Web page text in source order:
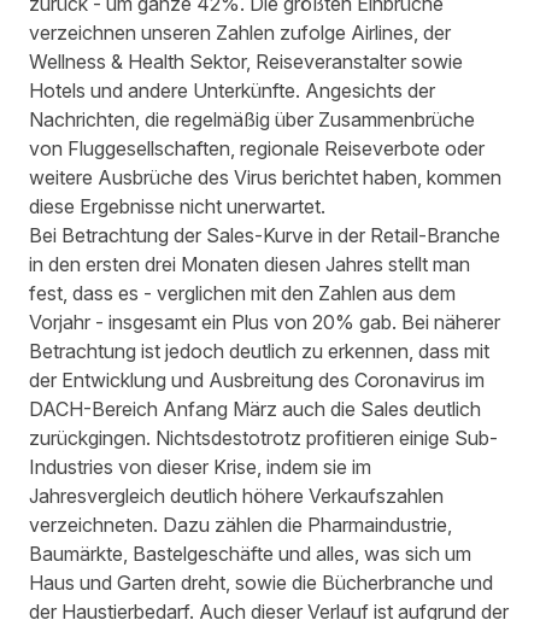
verzeichnen unseren Zahlen zufolge Airlines, der
Wellness & Health Sektor, Reiseveranstalter sowie
Hotels und andere Unterkünfte. Angesichts der
Nachrichten, die regelmäßig über Zusammenbrüche
von Fluggesellschaften, regionale Reiseverbote oder
weitere Ausbrüche des Virus berichtet haben, kommen
diese Ergebnisse nicht unerwartet.
Bei Betrachtung der Sales-Kurve in der Retail-Branche
in den ersten drei Monaten diesen Jahres stellt man
fest, dass es - verglichen mit den Zahlen aus dem
Vorjahr - insgesamt ein Plus von 20% gab. Bei näherer
Betrachtung ist jedoch deutlich zu erkennen, dass mit
der Entwicklung und Ausbreitung des Coronavirus im
DACH-Bereich Anfang März auch die Sales deutlich
zurückgingen. Nichtsdestotrotz profitieren einige Sub-
Industries von dieser Krise, indem sie im
Jahresvergleich deutlich höhere Verkaufszahlen
verzeichneten. Dazu zählen die Pharmaindustrie,
Baumärkte, Bastelgeschäfte und alles, was sich um
Haus und Garten dreht, sowie die Bücherbranche und
der Haustierbedarf. Auch dieser Verlauf ist aufgrund der